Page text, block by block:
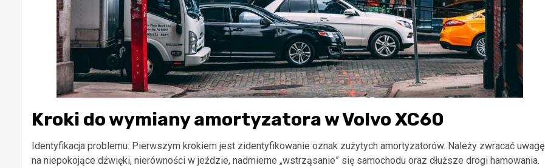
Kroki do wymiany amortyzatora w Volvo XC60
Identyfikacja problemu: Pierwszym krokiem jest zidentyfikowanie oznak zużytych amortyzatorów. Należy zwracać uwagę
na niepokojące dźwięki, nierówności w jeździe, nadmierne „wstrząsanie” się samochodu oraz dłuższe drogi hamowania.